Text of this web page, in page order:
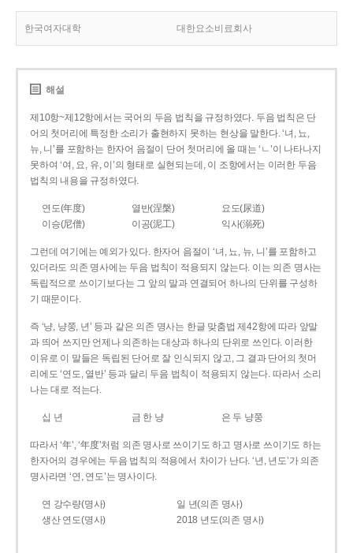
한국여자대학 대한요소비료회사
해설
제10항~제12항에서는 국어의 두음 법칙을 규정하였다. 두음 법칙은 단
어의 첫머리에 특정한 소리가 출현하지 못하는 현상을 말한다. ‘녀, 뇨,
뉴, 니’를 포함하는 한자어 음절이 단어 첫머리에 올 때는 ‘ㄴ’이 나타나지
못하여 ‘여, 요, 유, 이’의 형태로 실현되는데, 이 조항에서는 이러한 두음
법칙의 내용을 규정하였다.
연도(年度) 열반(涅槃)
요도(尿道)
이승(尼僧)
이공(泥工) 익사(溺死)
그런데 여기에는 예외가 있다. 한자어 음절이 ‘녀, 뇨, 뉴, 니’를 포함하고
있더라도 의존 명사에는 두음 법칙이 적용되지 않는다. 이는 의존 명사는
독립적으로 쓰이기보다는 그 앞의 말과 연결되어 하나의 단위를 구성하
기 때문이다.
즉 ‘냥, 냥쭝, 년’ 등과 같은 의존 명사는 한글 맞춤법 제42항에 따라 앞말
과 띄어 쓰지만 언제나 의존하는 대상과 하나의 단위로 쓰인다. 이러한
이유로 이 말들은 독립된 단어로 잘 인식되지 않고, 그 결과 단어의 첫머
리에도 ‘연도, 열반’ 등과 달리 두음 법칙이 적용되지 않는다. 따라서 소리
나는 대로 적는다.
십 년 금 한 냥 은 두 냥쭝
따라서 ‘年’, ‘年度’처럼 의존 명사로 쓰이기도 하고 명사로 쓰이기도 하는
한자어의 경우에는 두음 법칙의 적용에서 차이가 난다. ‘년, 년도’가 의존
명사라면 ‘연, 연도’는 명사이다.
연 강수량(명사)
일 년(의존 명사)
생산 연도(명사)
2018 년도(의존 명사)